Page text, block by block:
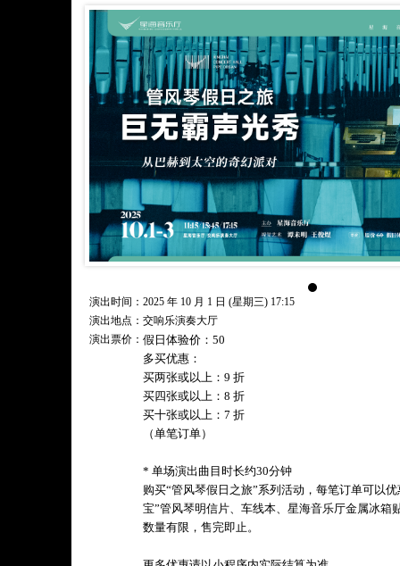
演出时间：2025 年 10 月 1 日 (星期三) 17:15
演出地点：交响乐演奏大厅
演出票价： 假日体验价：50
多买优惠：
买两张或以上：9 折
买四张或以上：8 折
买十张或以上：7 折
（单笔订单）
* 单场演出曲目时长约30分钟
购买“管风琴假日之旅”系列活动，每笔订单可以
宝”管风琴明信片、车线本、星海音乐厅金属冰箱
数量有限，售完即止。